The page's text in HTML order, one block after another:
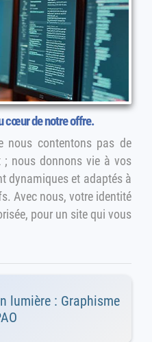
cœur de notre offre.
nous contentons pas de
; nous donnons vie à vos
dynamiques et adaptés à
Avec nous, votre identité
pour un site qui vous
lumière : Graphisme